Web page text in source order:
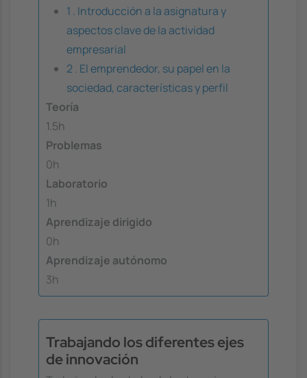
1 . Introducción a la asignatura y
aspectos clave de la actividad
empresarial
2 . El emprendedor, su papel en la
sociedad, características y perfil
Teoría
1.5h
Problemas
0h
Laboratorio
1h
Aprendizaje dirigido
0h
Aprendizaje autónomo
3h
Trabajando los diferentes ejes
de innovación